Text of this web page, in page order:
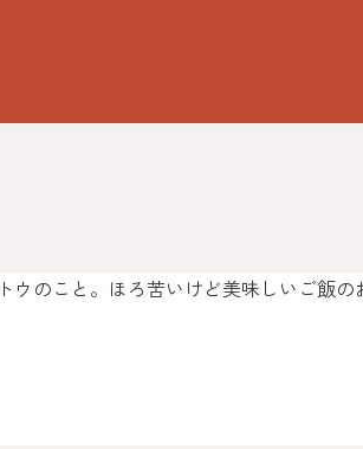
ウのこと。ほろ苦いけど美味しいご飯の